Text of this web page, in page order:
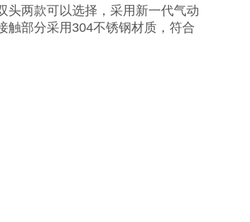
头两款可以选择，采用新一代气动
触部分采用304不锈钢材质，符合